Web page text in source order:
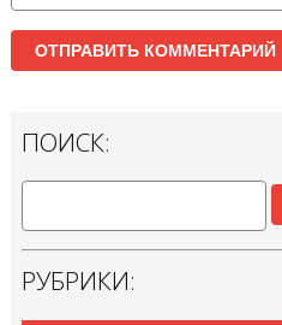
ПОИСК:
РУБРИКИ: